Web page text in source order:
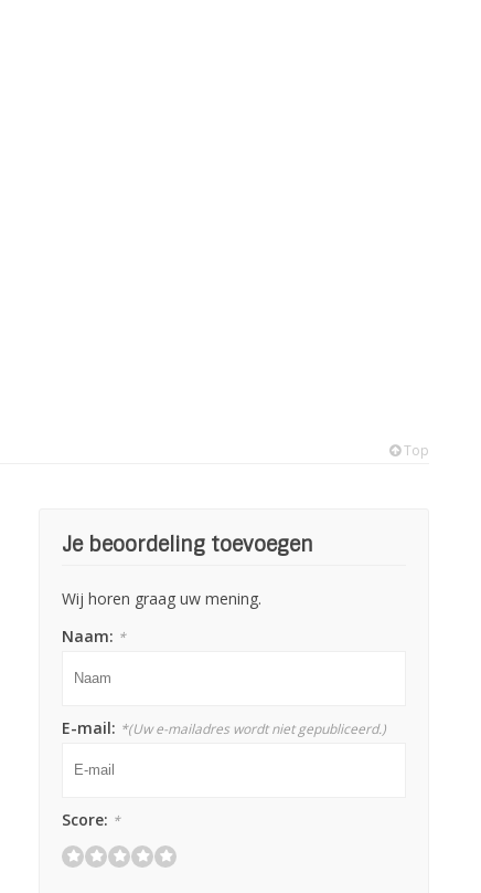
Top
Je beoordeling toevoegen
Wij horen graag uw mening.
Naam: *
E-mail: *(Uw e-mailadres wordt niet gepubliceerd.)
Score: *